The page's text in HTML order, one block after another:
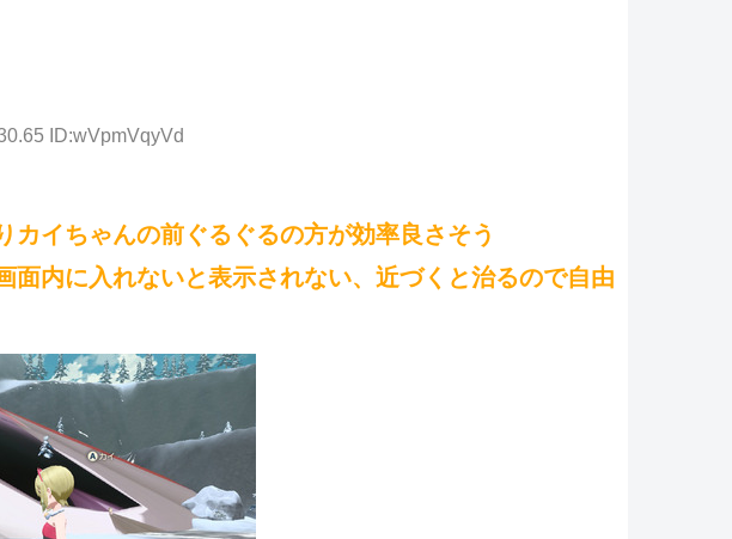
ID:wVpmVqyVd
カイちゃんの前ぐるぐるの方が効率良さそう
面内に入れないと表示されない、近づくと治るので自由